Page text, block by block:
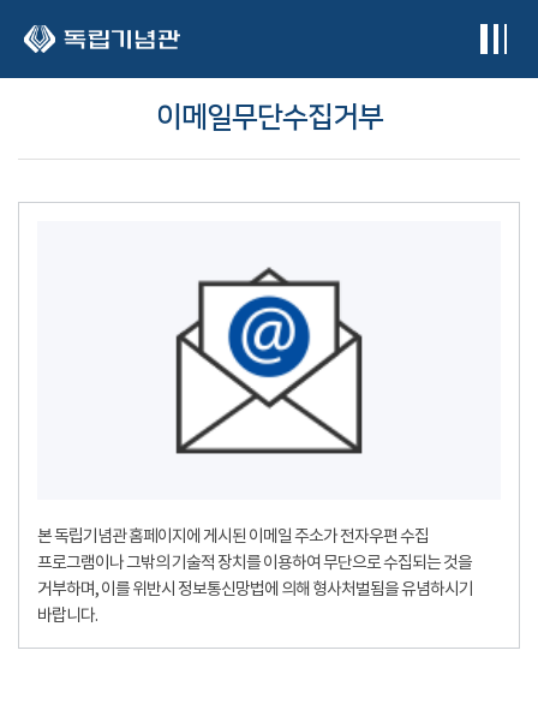
이메일무단수집거부
본 독립기념관 홈페이지에 게시된 이메일 주소가 전자우편 수집
프로그램이나 그밖의 기술적 장치를 이용하여 무단으로 수집되는 것을
거부하며, 이를 위반시 정보통신망법에 의해 형사처벌됨을 유념하시기
바랍니다.